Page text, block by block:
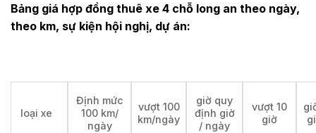
Bảng giá hợp đồng thuê xe 4 chỗ long an theo ngày,
theo km, sự kiện hội nghị, dự án:
loại xe
Định mức
100 km/
ngày
vượt 100
km/ngày
giờ quy
định giờ
/ ngày
vượt 10
giờ